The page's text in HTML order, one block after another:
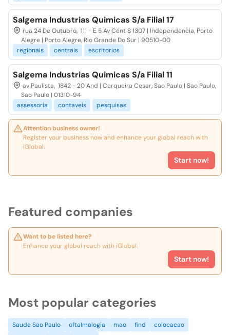
Featured companies
Want to be listed here?
Enhance your global reach with iGlobal.
Start now!
Salgema Industrias Quimicas S/a Filial 17
rua 24 De Outubro, 111 - E 5 Av Cent S 1307 | Independencia, Porto
Alegre | Porto Alegre, Rio Grande Do Sur | 90510-00
regionais
centrais escritorios
Salgema Industrias Quimicas S/a Filial 11
av Paulista, 1842 - 20 And | Cerqueira Cesar, Sao Paulo | Sao Paulo,
Sao Paulo | 01310-94
assessoria
contaveis pesquisas
Attention business owner!
Register your business now and enhance your global reach with
iGlobal.
Start now!
Most popular categories
Saude São Paulo oftalmologia mao find
colocacao